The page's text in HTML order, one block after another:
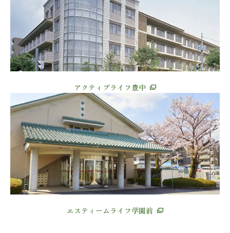
アクティブライフ豊中
エスティームライフ学園前